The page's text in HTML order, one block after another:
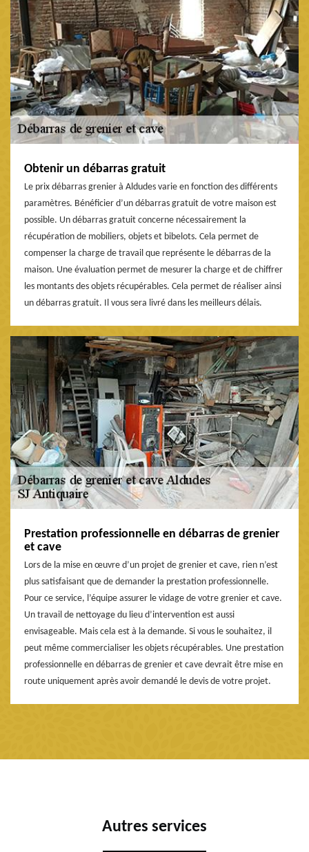
Obtenir un débarras gratuit
Le prix débarras grenier à Aldudes varie en fonction des différents
paramètres. Bénéficier d’un débarras gratuit de votre maison est
possible. Un débarras gratuit concerne nécessairement la
récupération de mobiliers, objets et bibelots. Cela permet de
compenser la charge de travail que représente le débarras de la
maison. Une évaluation permet de mesurer la charge et de chiffrer
les montants des objets récupérables. Cela permet de réaliser ainsi
un débarras gratuit. Il vous sera livré dans les meilleurs délais.
Prestation professionnelle en débarras de grenier
et cave
Lors de la mise en œuvre d’un projet de grenier et cave, rien n’est
plus satisfaisant que de demander la prestation professionnelle.
Pour ce service, l’équipe assurer le vidage de votre grenier et cave.
Un travail de nettoyage du lieu d’intervention est aussi
envisageable. Mais cela est à la demande. Si vous le souhaitez, il
peut même commercialiser les objets récupérables. Une prestation
professionnelle en débarras de grenier et cave devrait être mise en
route uniquement après avoir demandé le devis de votre projet.
Autres services